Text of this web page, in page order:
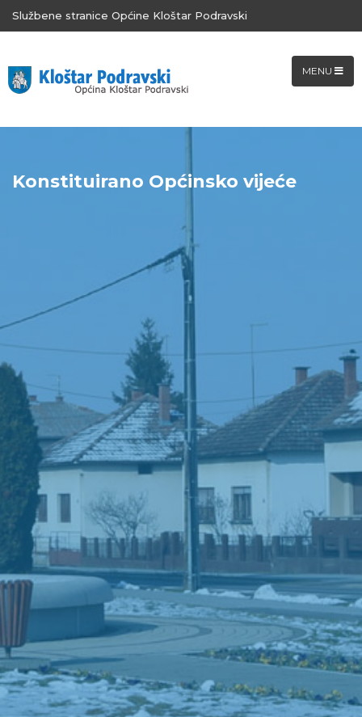
Službene stranice Općine Kloštar Podravski
MENU
Konstituirano Općinsko vijeće